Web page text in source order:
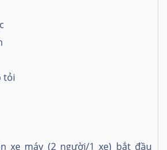
tỏi
xe máy (2 người/1 xe) bắt đầu